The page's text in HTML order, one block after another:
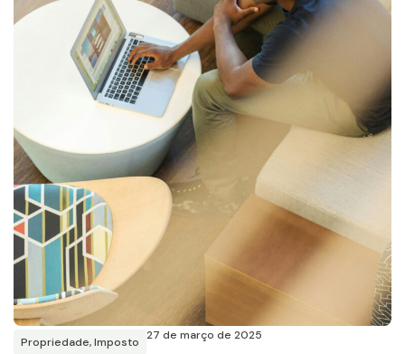
Propriedade,Imposto 27 de março de 2025